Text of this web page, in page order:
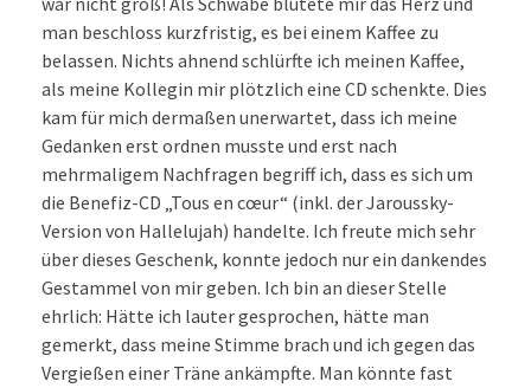
man beschloss kurzfristig, es bei einem Kaffee zu
belassen. Nichts ahnend schlürfte ich meinen Kaffee,
als meine Kollegin mir plötzlich eine CD schenkte. Dies
kam für mich dermaßen unerwartet, dass ich meine
Gedanken erst ordnen musste und erst nach
mehrmaligem Nachfragen begriff ich, dass es sich um
die Benefiz-CD „Tous en cœur“ (inkl. der Jaroussky-
Version von Hallelujah) handelte. Ich freute mich sehr
über dieses Geschenk, konnte jedoch nur ein dankendes
Gestammel von mir geben. Ich bin an dieser Stelle
ehrlich: Hätte ich lauter gesprochen, hätte man
gemerkt, dass meine Stimme brach und ich gegen das
Vergießen einer Träne ankämpfte. Man könnte fast